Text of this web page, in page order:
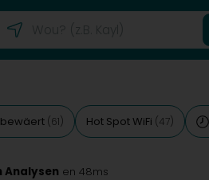
(61) Hot Spot WiFi (47)
Analysen en 48ms